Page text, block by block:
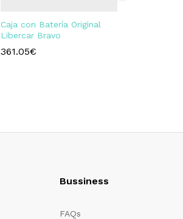
Caja con Batería Original
Libercar Bravo
361.05€
Bussiness
FAQs